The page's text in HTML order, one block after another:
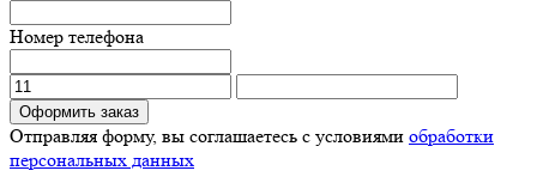
Номер телефона
Оформить заказ
Отправляя форму, вы соглашаетесь с условиями обработки
персональных данных